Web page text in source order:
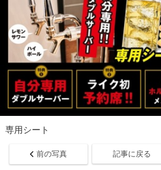
専用シート
前の写真 記事に戻る